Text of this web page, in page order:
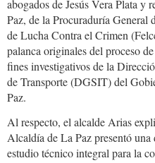
abogados de Jesús Vera Plata y
Paz, de la Procuraduría General
de Lucha Contra el Crimen
palanca originales del proceso
fines investigativos de la
de Transporte (DGSIT) del
Paz.
Al respecto, el alcalde Arias
Alcaldía de La Paz presentó
estudio técnico integral para la